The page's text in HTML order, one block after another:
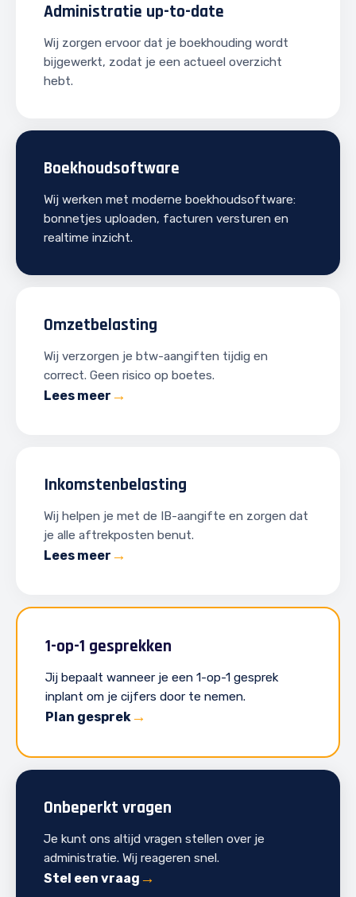
Administratie up-to-date
Wij zorgen ervoor dat je boekhouding wordt
bijgewerkt, zodat je een actueel overzicht
hebt.
Boekhoudsoftware
Wij werken met moderne boekhoudsoftware:
bonnetjes uploaden, facturen versturen en
realtime inzicht.
Omzetbelasting
Wij verzorgen je btw-aangiften tijdig en
correct. Geen risico op boetes.
Lees meer
Inkomstenbelasting
Wij helpen je met de IB-aangifte en zorgen dat
je alle aftrekposten benut.
Lees meer
1-op-1 gesprekken
Jij bepaalt wanneer je een 1-op-1 gesprek
inplant om je cijfers door te nemen.
Plan gesprek
Onbeperkt vragen
Je kunt ons altijd vragen stellen over je
administratie. Wij reageren snel.
Stel een vraag